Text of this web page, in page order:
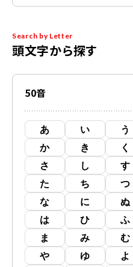
Search by Letter
頭文字から探す
50音
あ い う
か
き く
さ
し す
た
ち つ
な
に ぬ
は
ひ ふ
ま
み む
や
ゆ よ